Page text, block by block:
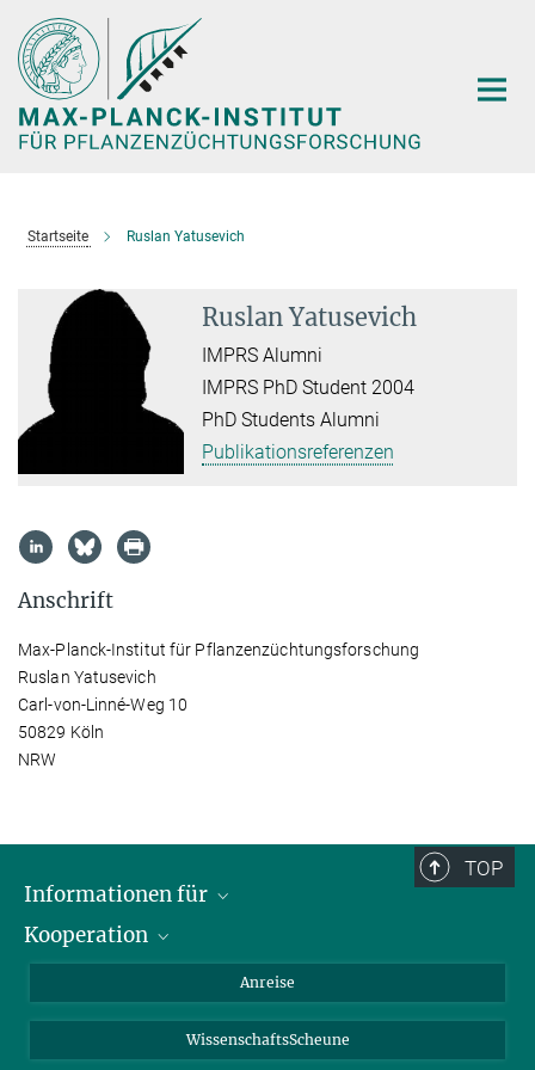
Hauptinhalt
Startseite Ruslan Yatusevich
Ruslan Yatusevich
IMPRS Alumni
IMPRS PhD Student 2004
PhD Students Alumni
Publikationsreferenzen
Anschrift
Max-Planck-Institut für Pflanzenzüchtungsforschung
Ruslan Yatusevich
Carl-von-Linné-Weg 10
50829 Köln
NRW
TOP
Informationen für
Studierende
Kooperation
Anreise
WissenschaftsScheune